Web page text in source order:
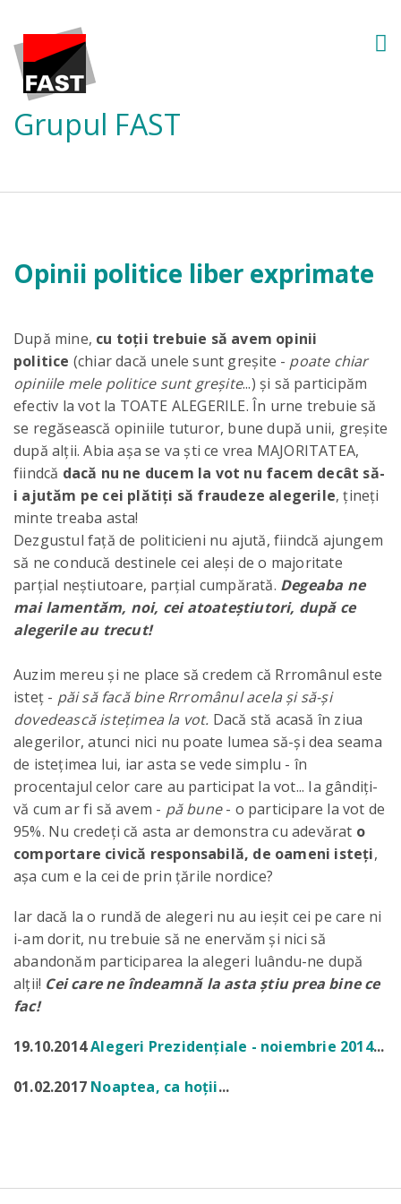
Grupul FAST
Opinii politice liber exprimate
După mine, cu toții trebuie să avem opinii
politice (chiar dacă unele sunt greșite - poate chiar
opiniile mele politice sunt greșite...) și să participăm
efectiv la vot la TOATE ALEGERILE. În urne trebuie să
se regăsească opiniile tuturor, bune după unii, greșite
după alții. Abia așa se va ști ce vrea MAJORITATEA,
fiindcă dacă nu ne ducem la vot nu facem decât să-
i ajutăm pe cei plătiți să fraudeze alegerile, țineți
minte treaba asta!
Dezgustul față de politicieni nu ajută, fiindcă ajungem
să ne conducă destinele cei aleși de o majoritate
parțial neștiutoare, parțial cumpărată. Degeaba ne
mai lamentăm, noi, cei atoateștiutori, după ce
alegerile au trecut!
Auzim mereu și ne place să credem că Rrromânul este
isteț - păi să facă bine Rrromânul acela și să-și
dovedească istețimea la vot. Dacă stă acasă în ziua
alegerilor, atunci nici nu poate lumea să-și dea seama
de istețimea lui, iar asta se vede simplu - în
procentajul celor care au participat la vot... Ia gândiți-
vă cum ar fi să avem - pă bune- o participare la vot de
95%. Nu credeți că asta ar demonstra cu adevărat o
comportare civică responsabilă, de oameni isteți,
așa cum e la cei de prin țările nordice?
Iar dacă la o rundă de alegeri nu au ieșit cei pe care ni
i-am dorit, nu trebuie să ne enervăm și nici să
abandonăm participarea la alegeri luându-ne după
alții! Cei care ne îndeamnă la asta știu prea bine ce
fac!
19.10.2014Alegeri Prezidențiale - noiembrie 2014...
01.02.2017 Noaptea, ca hoții...